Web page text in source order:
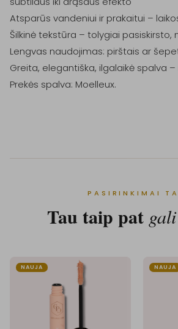
Atsparūs vandeniui ir prakaitui –
Šilkinė tekstūra – tolygiai pasiskirsto,
Lengvas naudojimas: pirštais ar
Greita, elegantiška, ilgalaikė spalva –
Prekės spalva: Moelleux.
PASIRINKIMAI
Tau taip pat
NAUJA NAUJA